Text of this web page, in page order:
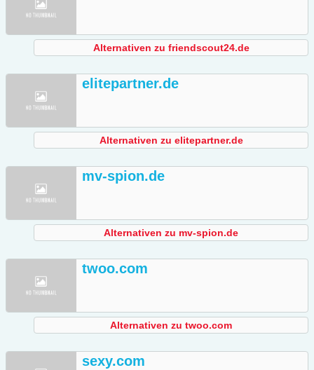
Alternativen zu friendscout24.de
elitepartner.de
Alternativen zu elitepartner.de
mv-spion.de
Alternativen zu mv-spion.de
twoo.com
Alternativen zu twoo.com
sexy.com